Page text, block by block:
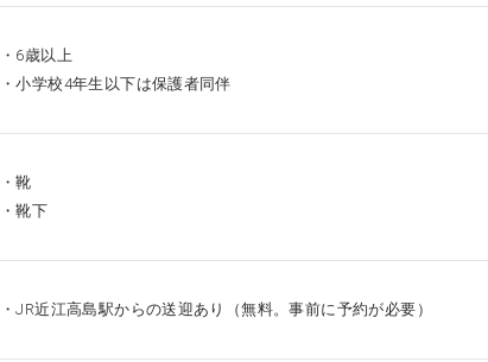
・6歳以上
・小学校4年生以下は保護者同伴
・靴
・靴下
・JR近江高島駅からの送迎あり（無料。事前に予約が必要）